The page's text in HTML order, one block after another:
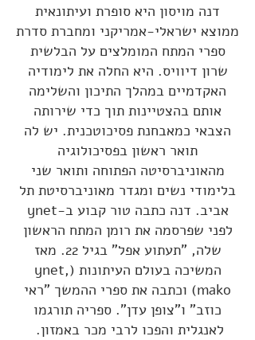
דנה מויסון היא סופרת ועיתונאית
ממוצא ישראלי-אמריקני ומחברת סדרת
ספרי המתח המומלצים על הבלשית
שרון דיוויס. היא החלה את לימודיה
האקדמיים במהלך התיכון והשלימה
אותם בהצטיינות תוך כדי שירותה
הצבאי כמאבחנת פסיכוטכנית. יש לה
תואר ראשון בפסיכולוגיה
מהאוניברסיטה הפתוחה ותואר שני
בלימודי נשים ומגדר מאוניברסיטת תל
אביב. דנה כתבה טור קבוע ב-ynet
לפני שפרסמה את רומן המתח הראשון
שלה, "תעתוע אפל" בגיל 22. מאז
המשיכה בעולם העיתונות (ynet,
mako) וכתבה את ספרי ההמשך "ראי
כוזב" ו"צופן עדן". ספריה תורגמו
לאנגלית והפכו לרבי מכר באמזון.